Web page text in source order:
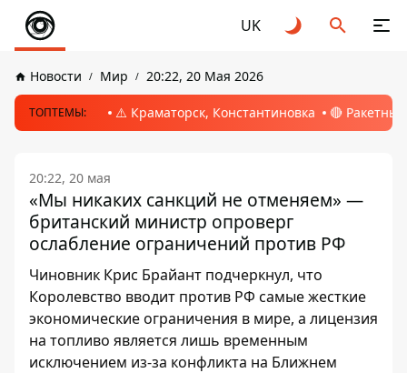
UK
Новости Мир 20:22, 20 Мая 2026
ТОПТЕМЫ: ⚠️ Краматорск, Константиновка 🔴
20:22, 20 мая
«Мы никаких санкций не отменяем» —
британский министр опроверг
ослабление ограничений против РФ
Чиновник Крис Брайант подчеркнул, что
Королевство вводит против РФ самые жесткие
экономические ограничения в мире, а лицензия
на топливо является лишь временным
исключением из-за конфликта на Ближнем